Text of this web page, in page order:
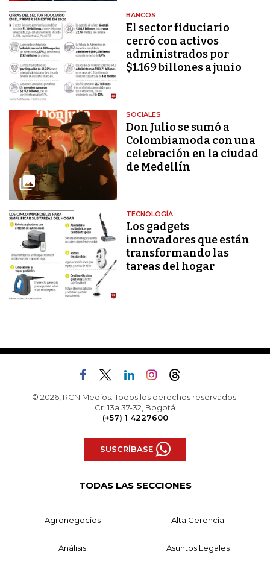
BANCOS
El sector fiduciario
cerró con activos
administrados por
$1.169 billones a junio
SOCIALES
Don Julio se sumó a
Colombiamoda con una
celebración en la ciudad
de Medellín
TECNOLOGÍA
Los gadgets
innovadores que están
transformando las
tareas del hogar
© 2026, RCN Medios. Todos los derechos reservados.
Cr. 13a 37-32, Bogotá
(+57) 1 4227600
SUSCRÍBASE
TODAS LAS SECCIONES
Agronegocios Alta Gerencia
Análisis Asuntos Legales